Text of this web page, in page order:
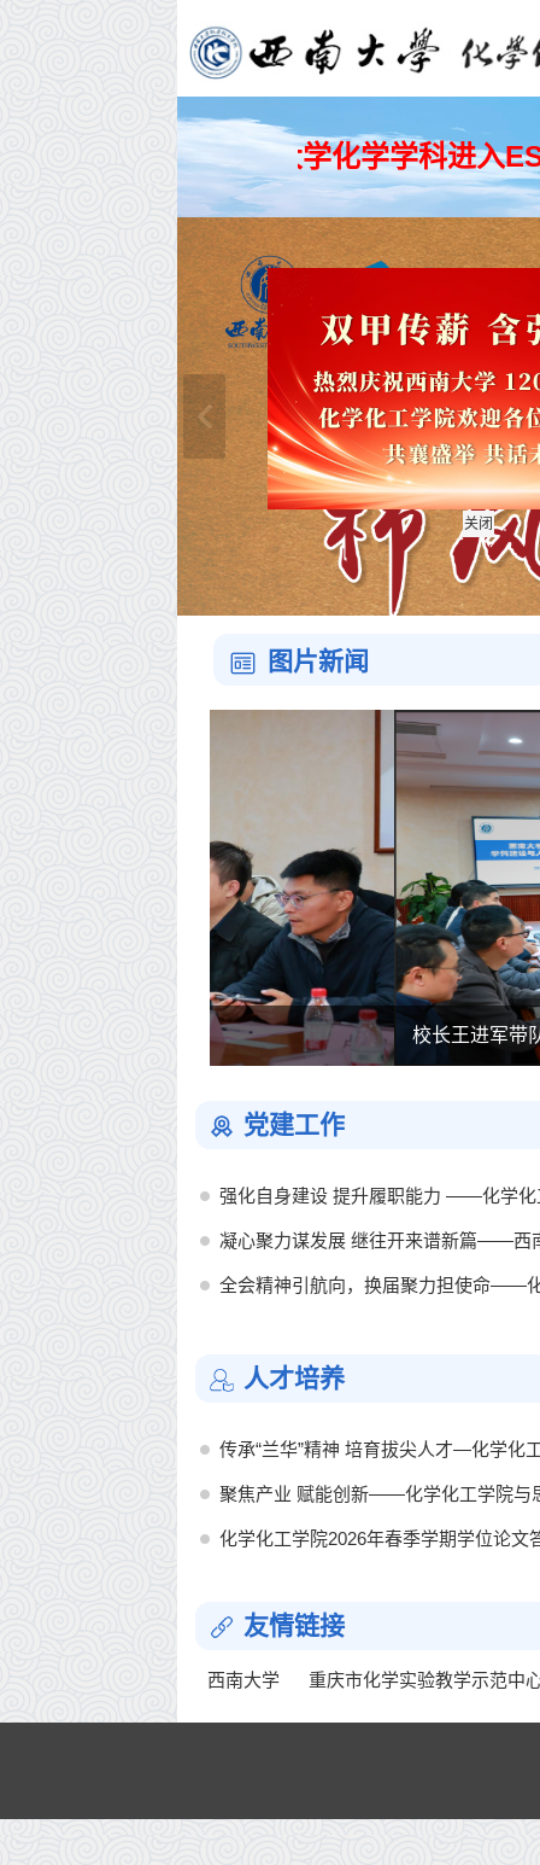
热烈祝贺西南大学化学学科进入
图片新闻
校长王进军带队到化学化工学院调
党建工作
强化自身建设 提升履职能力 ——化学化
凝心聚力谋发展 继往开来谱新篇——西
全会精神引航向，换届聚力担使命——
人才培养
传承“兰华”精神 培育拔尖人才—化学化
聚焦产业 赋能创新——化学化工学院与
化学化工学院2026年春季学期学位论文
友情链接
西南大学 重庆市化学实验教学示范中